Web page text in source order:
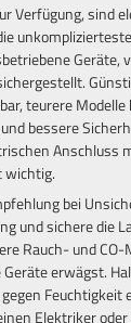
Verfügung, sind
Geräte,
teurere
bessere
Anschluss
wichtig.
bei
und sichere die
Rauch- und CO-
erwägst.
Feuchtigkeit
Elektriker